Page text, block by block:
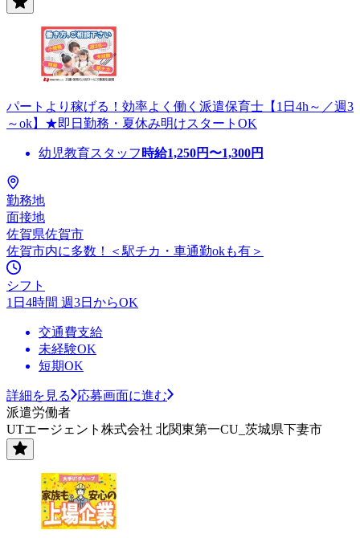
パートより稼げる！効率よく働く派遣保育士【1日4h～／週3
～ok】★即日勤務・夏休み明けスタートOK
幼児教育スタッフ 時給1,250円〜1,300円
勤務地
面接地
佐賀県佐賀市
佐賀市内に多数！＜駅チカ・車通勤okも有＞
シフト
1日4時間 週3日からOK
交通費支給
未経験OK
短期OK
詳細を見る
応募画面に進む
派遣労働者
UTエージェント株式会社 北関東第一CU_茨城県下妻市